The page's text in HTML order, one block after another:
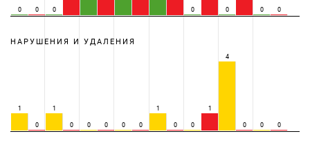
0 0 0 0 0 0 0
НАРУШЕНИЯ И УДАЛЕНИЯ
1
0
1
0 0 0 0 0
1
0 0
1
4
0 0 0